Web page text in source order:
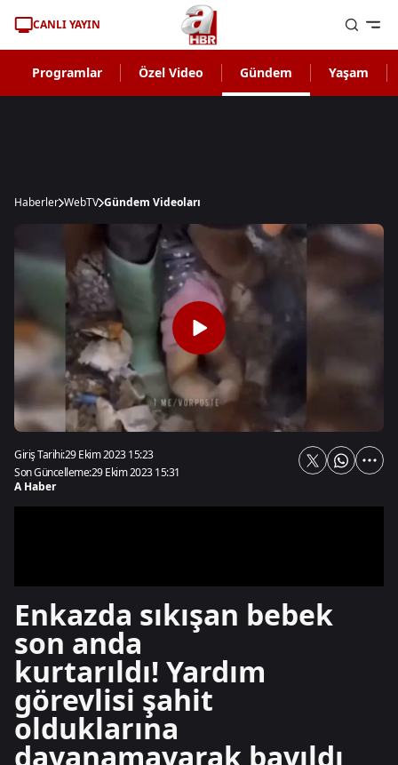
CANLI YAYIN
Programlar Özel Video Gündem Yaşam
Haberler WebTV Gündem Videoları
Giriş Tarihi:29 Ekim 2023 15:23
Son Güncelleme:29 Ekim 2023 15:31
A Haber
Enkazda sıkışan bebek
son anda
kurtarıldı! Yardım
görevlisi şahit
olduklarına
dayanamayarak bayıldı